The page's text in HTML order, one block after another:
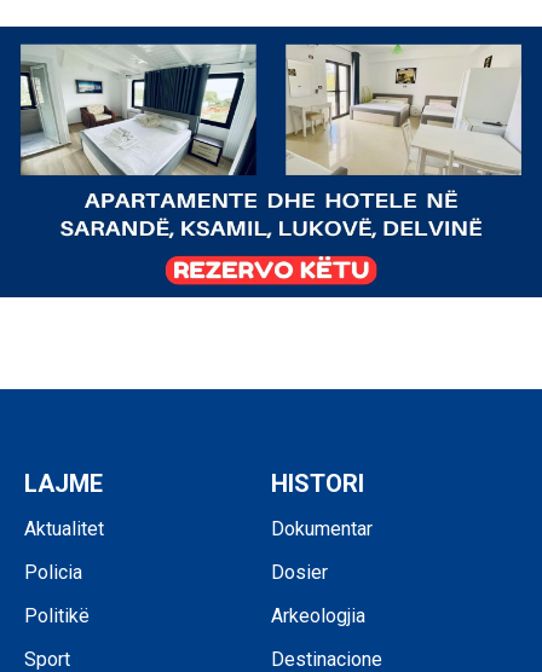
LAJME
Aktualitet
Policia
Politikë
Sport
HISTORI
Dokumentar
Dosier
Arkeologjia
Destinacione